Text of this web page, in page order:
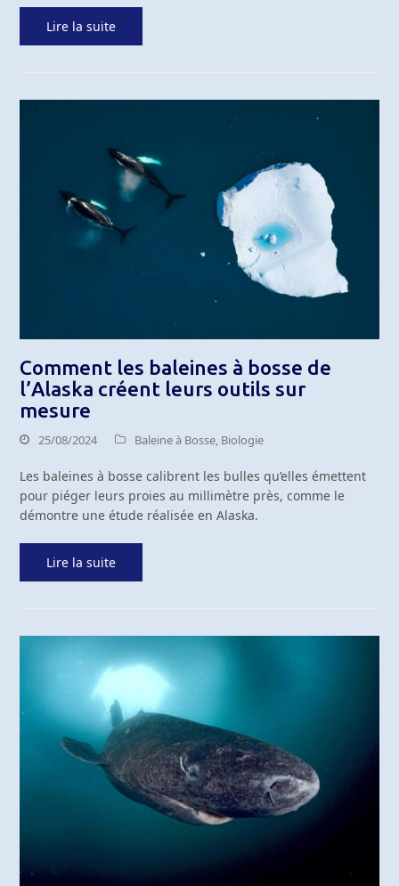
Lire la suite
Comment les baleines à bosse de
l’Alaska créent leurs outils sur
mesure
25/08/2024 Baleine à Bosse, Biologie
Les baleines à bosse calibrent les bulles qu’elles émettent
pour piéger leurs proies au millimètre près, comme le
démontre une étude réalisée en Alaska.
Lire la suite